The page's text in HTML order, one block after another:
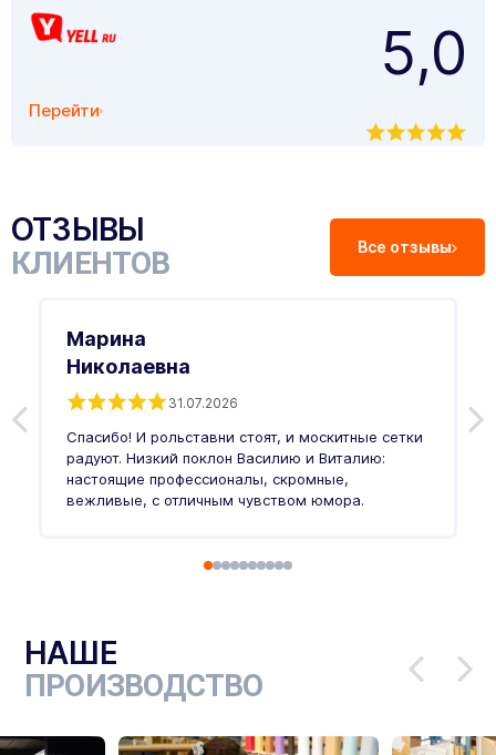
Перейти
5,0
ОТЗЫВЫ
КЛИЕНТОВ Все отзывы
Марина
Николаевна
31.07.2026
Спасибо! И рольставни стоят, и москитные сетки
радуют. Низкий поклон Василию и Виталию:
настоящие профессионалы, скромные,
вежливые, с отличным чувством юмора.
НАШЕ
ПРОИЗВОДСТВО